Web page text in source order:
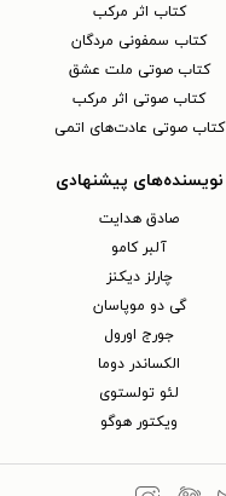
کتاب اثر مرکب
کتاب سمفونی مردگان
کتاب صوتی ملت عشق
کتاب صوتی اثر مرکب
کتاب صوتی عادت‌های اتمی
نویسنده‌های پیشنهادی
صادق هدایت
آلبر کامو
چارلز دیکنز
گی دو موپاسان
جورج اورول
الکساندر دوما
لئو تولستوی
ویکتور هوگو